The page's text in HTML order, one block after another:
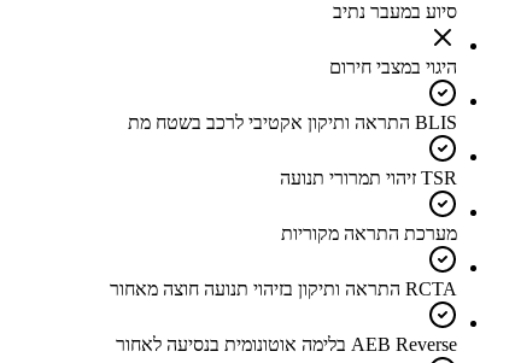
סיוע במעבר נתיב
היגוי במצבי חירום
BLIS התראה ותיקון אקטיבי לרכב בשטח מת
TSR זיהוי תמרורי תנועה
מערכת התראה מקוריות
RCTA התראה ותיקון בזיהוי תנועה חוצה מאחור
AEB Reverse בלימה אוטונומית בנסיעה לאחור